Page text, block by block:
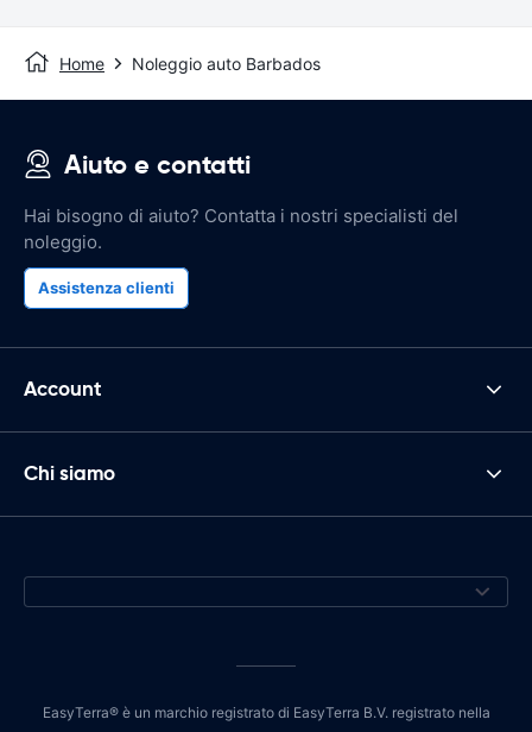
Home Noleggio auto Barbados
Aiuto e contatti
Hai bisogno di aiuto? Contatta i nostri specialisti del
noleggio.
Assistenza clienti
Account
Chi siamo
EasyTerra® è un marchio registrato di EasyTerra B.V. registrato nella